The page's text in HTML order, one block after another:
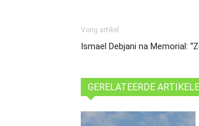
Vorig artikel
Ismael Debjani na Memorial:
GERELATEERDE